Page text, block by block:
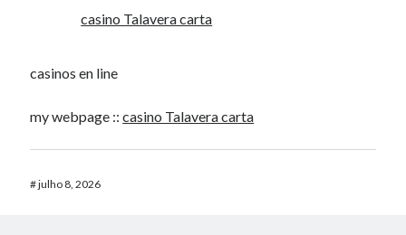
casino Talavera carta
casinos en line
my webpage ::casino Talavera carta
#julho 8, 2026